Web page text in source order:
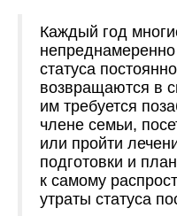
Каждый год
статуса
возвращаются в
им требуется
члене семьи,
или пройти
подготовки и
к самому
утраты статуса